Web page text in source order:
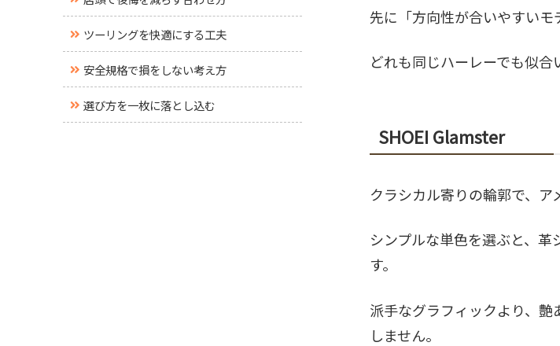
先に「方向性が合いやすいモ
どれも同じハーレーでも似合
SHOEI Glamster
クラシカル寄りの輪郭で、ア
シンプルな単色を選ぶと、
す。
派手なグラフィックより、
しません。
ツーリングを快適にする工夫
安全規格で損をしない考え方
選び方を一枚に落とし込む